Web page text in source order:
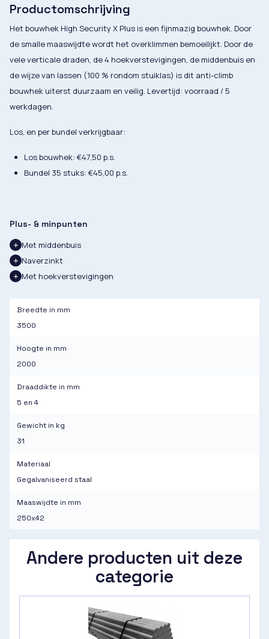
Productomschrijving
Het bouwhek High Security X Plus is een fijnmazig bouwhek. Door
de smalle maaswijdte wordt het overklimmen bemoeilijkt. Door de
vele verticale draden, de 4 hoekverstevigingen, de middenbuis en
de wijze van lassen (100 % rondom stuiklas) is dit anti-climb
bouwhek uiterst duurzaam en veilig. Levertijd: voorraad / 5
werkdagen.
Los, en per bundel verkrijgbaar:
Los bouwhek: €47,50 p.s.
Bundel 35 stuks: €45,00 p.s.
Plus- & minpunten
Met middenbuis
Naverzinkt
Met hoekverstevigingen
Breedte in mm
3500
Hoogte in mm
2000
Draaddikte in mm
5 en 4
Gewicht in kg
31
Materiaal
Gegalvaniseerd staal
Maaswijdte in mm
250x42
Andere producten uit deze
categorie